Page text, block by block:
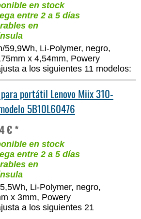
en stock
entre 2 a 5 días
en
59,9Wh, Li-Polymer, negro,
x 4,54mm, Powery
a los siguientes 11 modelos:
portátil Lenovo Miix 310-
5B10L60476
€ *
en stock
entre 2 a 5 días
en
Li-Polymer, negro,
x 3mm, Powery
a los siguientes 21